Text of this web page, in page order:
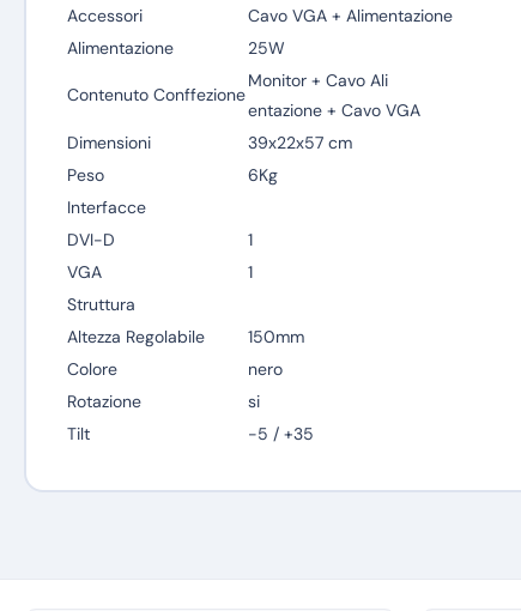
Accessori
Cavo VGA + Alimentazione
Alimentazione
25W
Contenuto Conffezione
Monitor + Cavo Ali
entazione + Cavo VGA
Dimensioni
39x22x57 cm
Peso
6Kg
Interfacce
DVI-D
1
VGA
1
Struttura
Altezza Regolabile
150mm
Colore
nero
Rotazione
si
Tilt
-5 / +35